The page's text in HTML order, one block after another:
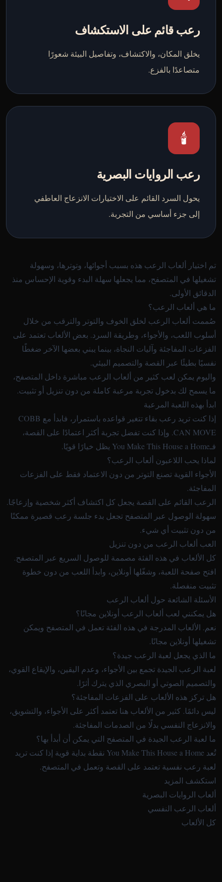
رعب قائم على الاستكشاف
يخلق المكان، والاكتشاف، وتفاصيل البيئة شعورًا
متصاعدًا بالفزع.
🕯️
رعب الروايات البصرية
يحول السرد القائم على الاختيارات الانزعاج العاطفي
إلى جزء أساسي من التجربة.
تم اختيار ألعاب الرعب هذه بسبب أجوائها، وتوترها، وسهولة
تشغيلها في المتصفح، مما يجعلها سهلة البدء وقوية الإحساس منذ
الدقائق الأولى.
ما هي ألعاب الرعب؟
صُممت ألعاب الرعب لخلق الخوف والتوتر والترقب من خلال
أسلوب اللعب، والأجواء، وطريقة السرد. بعض الألعاب تعتمد على
الفزعات المفاجئة وآليات النجاة، بينما يبني بعضها الآخر ضغطًا
نفسيًا بطيئًا عبر القصة والتصميم البيئي.
واليوم يمكن لعب كثير من ألعاب الرعب مباشرة داخل المتصفح،
ما يسمح لك بدخول تجربة مرعبة كاملة من دون تنزيل أو تثبيت.
ابدأ بهذه اللعبة المرعبة
إذا كنت تريد رعب بقاء تتغير قواعده باستمرار، فابدأ مع COBB
CAN MOVE. وإذا كنت تفضل تجربة أكثر اعتمادًا على القصة،
فـYou Make This House a Home يظل خيارًا قويًا.
لماذا يحب اللاعبون ألعاب الرعب؟
الأجواء القوية تصنع التوتر من دون الاعتماد فقط على الفزعات
المفاجئة.
الرعب القائم على القصة يجعل كل اكتشاف أكثر شخصية وإزعاجًا.
سهولة الوصول عبر المتصفح تجعل بدء جلسة رعب قصيرة ممكنًا
من دون تثبيت أي شيء.
العب ألعاب الرعب من دون تنزيل
كل الألعاب في هذه الفئة مصممة للوصول السريع عبر المتصفح.
افتح صفحة اللعبة، وشغّلها أونلاين، وابدأ اللعب من دون خطوة
تثبيت منفصلة.
الأسئلة الشائعة حول ألعاب الرعب
هل يمكنني لعب ألعاب الرعب أونلاين مجانًا؟
نعم. الألعاب المدرجة في هذه الفئة تعمل في المتصفح ويمكن
تشغيلها أونلاين مجانًا.
ما الذي يجعل لعبة الرعب جيدة؟
لعبة الرعب الجيدة تجمع بين الأجواء، وعدم اليقين، والإيقاع القوي،
والتصميم الصوتي أو البصري الذي يترك أثرًا.
هل تركز هذه الألعاب على الفزعات المفاجئة؟
ليس دائمًا. كثير من الألعاب هنا تعتمد أكثر على الأجواء، والتشويق،
والانزعاج النفسي بدلًا من الصدمات المفاجئة.
ما لعبة الرعب الجيدة في المتصفح التي يمكن أن أبدأ بها؟
تُعد You Make This House a Home نقطة بداية قوية إذا كنت تريد
لعبة رعب نفسية تعتمد على القصة وتعمل في المتصفح.
استكشف المزيد
ألعاب الروايات البصرية
ألعاب الرعب النفسي
كل الألعاب